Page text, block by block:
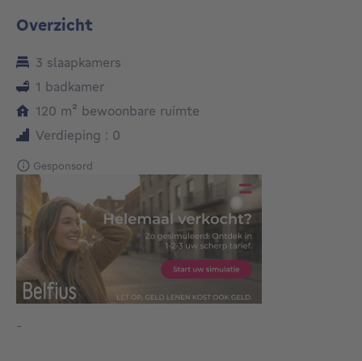
Overzicht
3 slaapkamers
1 badkamer
120 m² vierkante meters
bewoonbare ruimte
Verdieping : 0
Gesponsord
-